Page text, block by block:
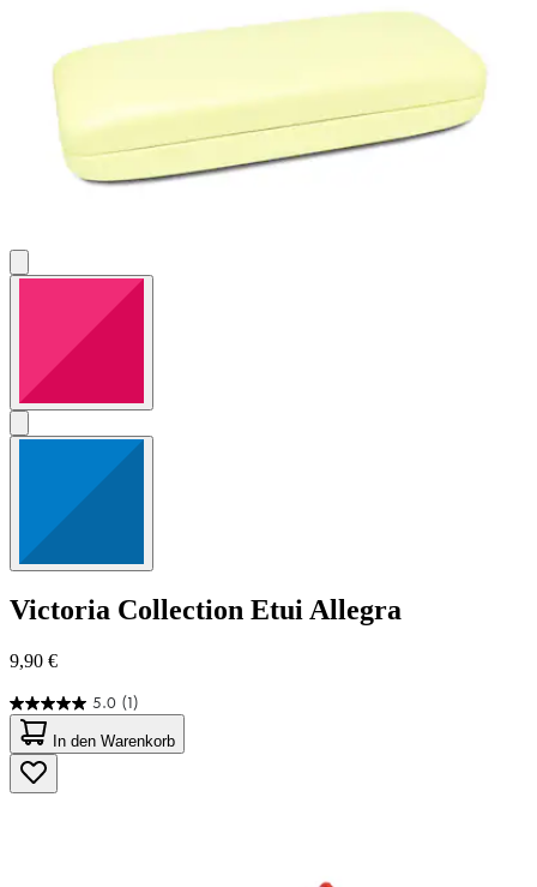
Victoria Collection Etui Allegra
9,90 €
5.0 (1)
5.0
von
5
Sternen.
1
In den Warenkorb